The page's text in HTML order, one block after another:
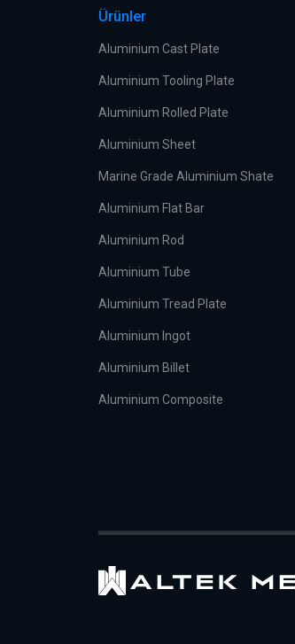
Ürünler
Aluminium Cast Plate
Aluminium Tooling Plate
Aluminium Rolled Plate
Aluminium Sheet
Marine Grade Aluminium Shate
Aluminium Flat Bar
Aluminium Rod
Aluminium Tube
Aluminium Tread Plate
Aluminium Ingot
Aluminium Billet
Aluminium Composite